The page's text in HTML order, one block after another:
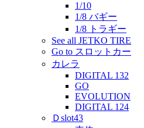
1/10
1/8 バギー
1/8 トラギー
See all JETKO TIRE
Go to スロットカー
カレラ
DIGITAL 132
GO
EVOLUTION
DIGITAL 124
Ｄslot43